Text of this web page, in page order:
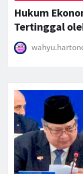
Hukum
Tertinggal